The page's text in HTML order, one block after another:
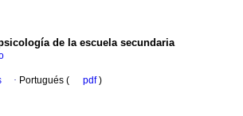
de la escuela secundaria
· Portugués ( pdf)